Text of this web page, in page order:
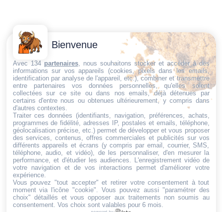
Trouvez ce qu'il vous faut,
au bon endroit
Conditions
générales
de vente
Politique de
cookies
Politique de
confidentialité
Mentions
légales
Conditions de
retour et de
remboursement
Droit de
rétractation
Contactez-
Nous
Email:
dt@sasbms.fr
Bienvenue
Avec 134 partenaires, nous souhaitons stocker et accéder à des
informations sur vos appareils (cookies, pixels dans les emails,
identification par analyse de l'appareil, etc.), combiner et transmettre
entre partenaires vos données personnelles, qu'elles soient
collectées sur ce site ou dans nos emails, déjà détenues par
certains d'entre nous ou obtenues ultérieurement, y compris dans
d'autres contextes.
Traiter ces données (identifiants, navigation, préférences, achats,
programmes de fidélité, adresses IP, postales et emails, téléphone,
géolocalisation précise, etc.) permet de développer et vous proposer
des services, contenus, offres commerciales et publicités sur vos
différents appareils et écrans (y compris par email, courrier, SMS,
téléphone, audio, et vidéo), de les personnaliser, d'en mesurer la
performance, et d'étudier les audiences. L'enregistrement vidéo de
votre navigation et de vos interactions permet d'améliorer votre
expérience.
Vous pouvez "tout accepter" et retirer votre consentement à tout
moment via l'icône "cookie" . Vous pouvez aussi "paramétrer des
choix" détaillés et vous opposer aux traitements non soumis au
consentement. Vos choix sont valables pour 6 mois.